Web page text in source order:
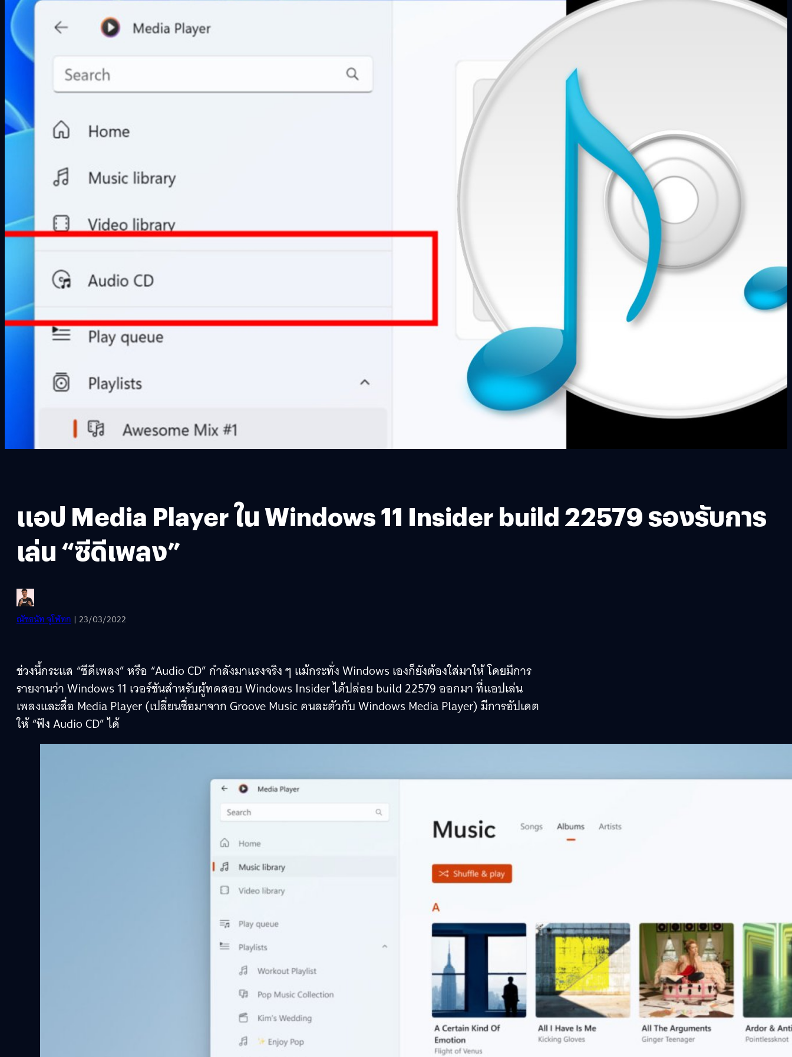
แอป Media Player ใน Windows 11 Insider build 22579 รองรับการ
เล่น “ซีดีเพลง”
ณัชธนัท จุโฬทก | 23/03/2022
ช่วงนี้กระแส “ซีดีเพลง” หรือ “Audio CD” กำลังมาแรงจริง ๆ แม้กระทั่ง Windows เองก็ยังต้องใส่มาให้ โดยมีการ
รายงานว่า Windows 11 เวอร์ชันสำหรับผู้ทดสอบ Windows Insider ได้ปล่อย build 22579 ออกมา ที่แอปเล่น
เพลงและสื่อ Media Player (เปลี่ยนชื่อมาจาก Groove Music คนละตัวกับ Windows Media Player) มีการอัปเดต
ให้ “ฟัง Audio CD” ได้